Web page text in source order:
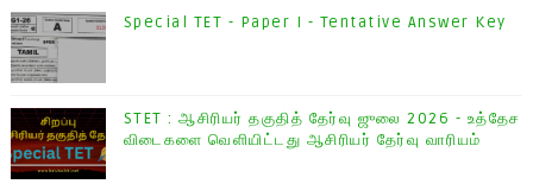
Special TET - Paper I - Tentative Answer Key
STET : ஆசிரியர் தகுதித் தேர்வு ஜுலை 2026 - உத்தேச
விடைகளை வெளியிட்டது ஆசிரியர் தேர்வு வாரியம்